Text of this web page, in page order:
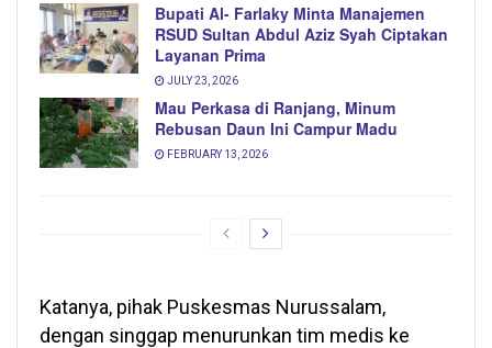
Bupati Al- Farlaky Minta Manajemen
RSUD Sultan Abdul Aziz Syah Ciptakan
Layanan Prima
JULY 23, 2026
Mau Perkasa di Ranjang, Minum
Rebusan Daun Ini Campur Madu
FEBRUARY 13, 2026
Katanya, pihak Puskesmas Nurussalam,
dengan singgap menurunkan tim medis ke